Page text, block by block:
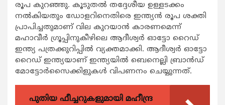
രൂപ കുറഞ്ഞു. കൂടുതല്‍ തദ്ദേശീയ ഉള്ളടക്കം
നല്‍കിയതും ഡോളറിനെതിരെ ഇന്ത്യന്‍ രൂപ ശക്തി
പ്രാപിച്ചതുമാണ് വില കുറയാന്‍ കാരണമെന്ന്
മഹാവീര്‍ ഗ്രൂപ്പിനുകീഴിലെ ആദീശ്വര്‍ ഓട്ടോ റൈഡ്
ഇന്ത്യ പത്രക്കുറിപ്പില്‍ വ്യക്തമാക്കി. ആദീശ്വര്‍ ഓട്ടോ
റൈഡ് ഇന്ത്യയാണ് ഇന്ത്യയില്‍ ബെനെല്ലി ബ്രാന്‍ഡ്
മോട്ടോര്‍സൈക്കിളുകള്‍ വിപണനം ചെയ്യുന്നത്.
പുതിയ ഫീച്ചറുകളുമായി മഹീന്ദ്ര